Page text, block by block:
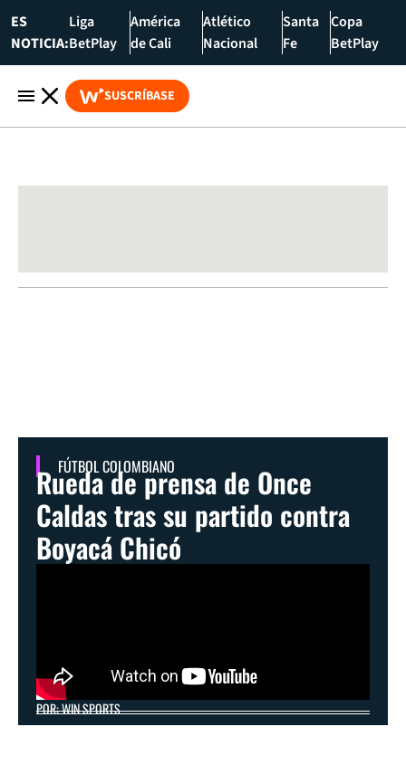
ES
NOTICIA:
Liga
BetPlay
América
de Cali
Atlético
Nacional
Santa
Fe
Copa
BetPlay
SUSCRÍBASE
FÚTBOL COLOMBIANO
Rueda de prensa de Once
Caldas tras su partido contra
Boyacá Chicó
POR: WIN SPORTS